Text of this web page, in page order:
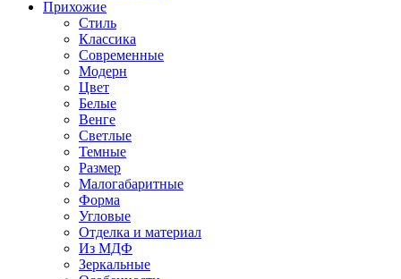
Прихожие
Стиль
Классика
Современные
Модерн
Цвет
Белые
Венге
Светлые
Темные
Размер
Малогабаритные
Форма
Угловые
Отделка и материал
Из МДФ
Зеркальные